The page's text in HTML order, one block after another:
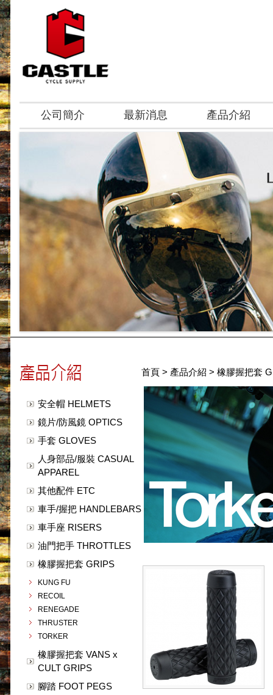
公司簡介 最新消息 產品介紹
安全帽 HELMETS
鏡片/防風鏡 OPTICS
手套 GLOVES
人身部品/服裝 CASUAL
APPAREL
其他配件 ETC
車手/握把 HANDLEBARS
車手座 RISERS
油門把手 THROTTLES
橡膠握把套 GRIPS
KUNG FU
RECOIL
RENEGADE
THRUSTER
TORKER
橡膠握把套 VANS x
CULT GRIPS
腳踏 FOOT PEGS
首頁 > 產品介紹 > 橡膠握把套